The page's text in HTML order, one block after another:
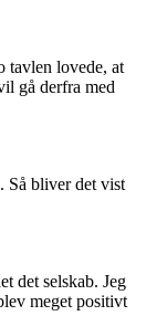
tavlen lovede, at
gå derfra med
Så bliver det vist
det selskab. Jeg
meget positivt